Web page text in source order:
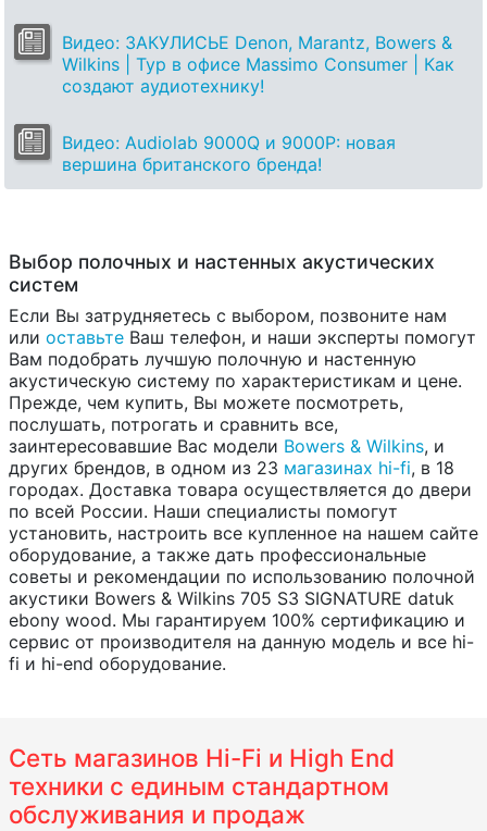
Видео: ЗАКУЛИСЬЕ Denon, Marantz, Bowers &
Wilkins | Тур в офисе Massimo Consumer | Как
создают аудиотехнику!
Видео: Audiolab 9000Q и 9000P: новая
вершина британского бренда!
Выбор полочных и настенных акустических
систем
Если Вы затрудняетесь с выбором, позвоните нам
или оставьте Ваш телефон, и наши эксперты помогут
Вам подобрать лучшую полочную и настенную
акустическую систему по характеристикам и цене.
Прежде, чем купить, Вы можете посмотреть,
послушать, потрогать и сравнить все,
заинтересовавшие Вас модели Bowers & Wilkins, и
других брендов, в одном из 23 магазинах hi-fi, в 18
городах. Доставка товара осуществляется до двери
по всей России. Наши специалисты помогут
установить, настроить все купленное на нашем сайте
оборудование, а также дать профессиональные
советы и рекомендации по использованию полочной
акустики Bowers & Wilkins 705 S3 SIGNATURE datuk
ebony wood. Мы гарантируем 100% сертификацию и
сервис от производителя на данную модель и все hi-
fi и hi-end оборудование.
Сеть магазинов Hi-Fi и High End
техники с единым стандартном
обслуживания и продаж